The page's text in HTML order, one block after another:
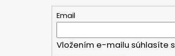
Email
Vložením e-mailu súhlasíte s